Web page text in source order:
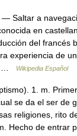
— Saltar a
en
del francés
experiencia de
…
Wikipedia Español
1. m.
se da el ser de
religiones, rito
Hecho de